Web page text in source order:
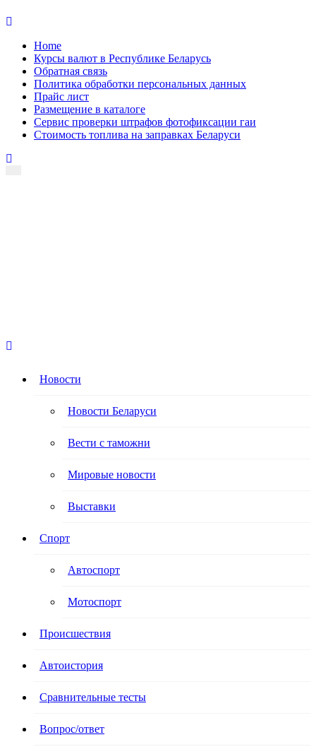
Skip
contentHome
Курсы валют в Республике Беларусь
Обратная связь
Политика обработки персональных данных
Прайс лист
Размещение в каталоге
Сервис проверки штрафов фотофиксации гаи
Стоимость топлива на заправках Беларуси
Авторулевой
Новости
Новости Беларуси
Вести с таможни
Мировые новости
Выставки
Спорт
Автоспорт
Мотоспорт
Происшествия
Автоистория
Сравнительные тесты
Вопрос/ответ